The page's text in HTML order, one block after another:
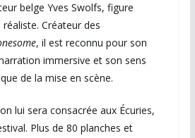
belge Yves Swolfs, figure
Créateur des
, il est reconnu pour son
immersive et son sens
de la mise en scène.
lui sera consacrée aux Écuries,
Plus de 80 planches et